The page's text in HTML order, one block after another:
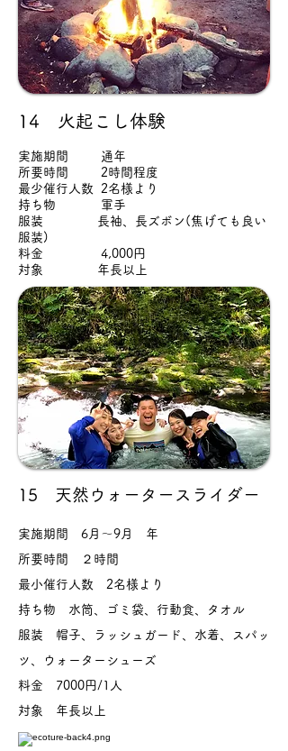
14 火起こし体験
実施期間 通年
所要時間 2時間程度
最少催行人数 2名様より
持ち物 軍手
服装 長袖、長ズボン(焦げても良い
服装)
料金 4,000円
対象 年長以上
15 天然ウォータースライダー
実施期間 6月〜9月 年
所要時間 ２時間
最小催行人数 2名様より
持ち物 水筒、ゴミ袋、行動食、タオル
服装 帽子、ラッシュガード、水着、スパッ
ツ、ウォーターシューズ
料金 7000円/1人
対象 年長以上